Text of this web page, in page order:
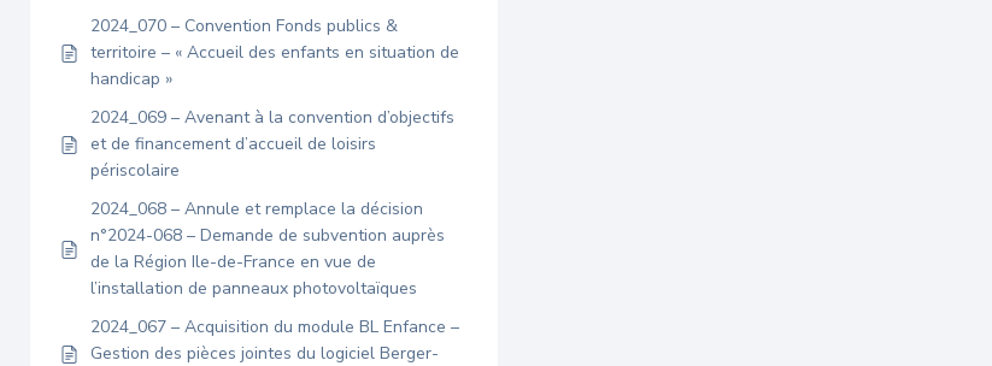
2024_070 – Convention Fonds publics &
territoire – « Accueil des enfants en situation de
handicap »
2024_069 – Avenant à la convention d’objectifs
et de financement d’accueil de loisirs
périscolaire
2024_068 – Annule et remplace la décision
n°2024-068 – Demande de subvention auprès
de la Région Ile-de-France en vue de
l’installation de panneaux photovoltaïques
2024_067 – Acquisition du module BL Enfance –
Gestion des pièces jointes du logiciel Berger-